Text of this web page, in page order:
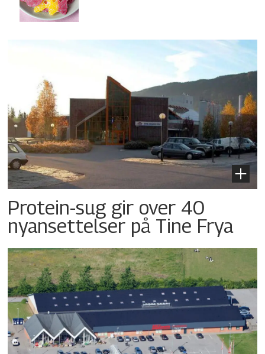
Protein-sug gir over 40
nyansettelser på Tine Frya